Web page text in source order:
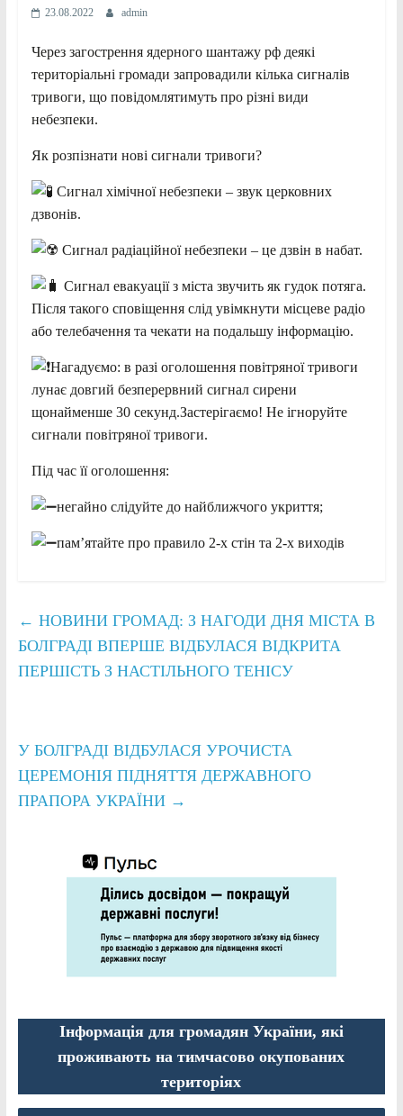
23.08.2022 admin
Через загострення ядерного шантажу рф деякі
територіальні громади запровадили кілька сигналів
тривоги, що повідомлятимуть про різні види
небезпеки.
Як розпізнати нові сигнали тривоги?
Сигнал хімічної небезпеки – звук церковних
дзвонів.
Сигнал радіаційної небезпеки – це дзвін в набат.
Сигнал евакуації з міста звучить як гудок потяга.
Після такого сповіщення слід увімкнути місцеве радіо
або телебачення та чекати на подальшу інформацію.
Нагадуємо: в разі оголошення повітряної тривоги
лунає довгий безперервний сигнал сирени
щонайменше 30 секунд.Застерігаємо! Не ігноруйте
сигнали повітряної тривоги.
Під час її оголошення:
негайно слідуйте до найближчого укриття;
пам’ятайте про правило 2-х стін та 2-х виходів
← НОВИНИ ГРОМАД: З НАГОДИ ДНЯ МІСТА В
БОЛГРАДІ ВПЕРШЕ ВІДБУЛАСЯ ВІДКРИТА
ПЕРШІСТЬ З НАСТІЛЬНОГО ТЕНІСУ
У БОЛГРАДІ ВІДБУЛАСЯ УРОЧИСТА
ЦЕРЕМОНІЯ ПІДНЯТТЯ ДЕРЖАВНОГО
ПРАПОРА УКРАЇНИ →
Інформація для громадян України, які
проживають на тимчасово окупованих
територіях